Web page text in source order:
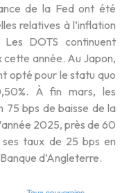
de la Fed ont été
relatives à l’inflation
DOTS continuent
cette année. Au Japon,
opté pour le statu quo
À fin mars, les
75 bps de baisse de la
2025, près de 60
taux de 25 bps en
d’Angleterre.